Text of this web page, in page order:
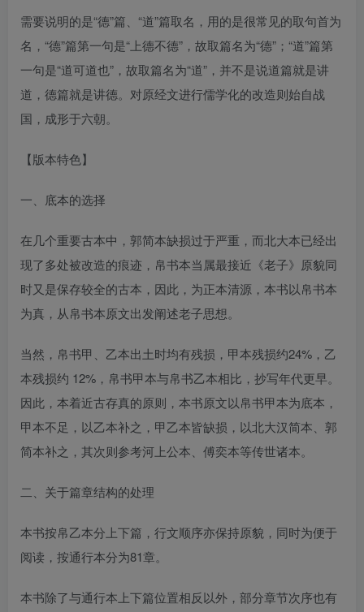
需要说明的是“德”篇、“道”篇取名，用的是很常见的取句首为
名，“德”篇第一句是“上德不德”，故取篇名为“德”；“道”篇第
一句是“道可道也”，故取篇名为“道”，并不是说道篇就是讲
道，德篇就是讲德。对原经文进行儒学化的改造则始自战
国，成形于六朝。
【版本特色】
一、底本的选择
在几个重要古本中，郭简本缺损过于严重，而北大本已经出
现了多处被改造的痕迹，帛书本当属最接近《老子》原貌同
时又是保存较全的古本，因此，为正本清源，本书以帛书本
为真，从帛书本原文出发阐述老子思想。
当然，帛书甲、乙本出土时均有残损，甲本残损约24%，乙
本残损约 12%，帛书甲本与帛书乙本相比，抄写年代更早。
因此，本着近古存真的原则，本书原文以帛书甲本为底本，
甲本不足，以乙本补之，甲乙本皆缺损，以北大汉简本、郭
简本补之，其次则参考河上公本、傅奕本等传世诸本。
二、关于篇章结构的处理
本书按帛乙本分上下篇，行文顺序亦保持原貌，同时为便于
阅读，按通行本分为81章。
本书除了与通行本上下篇位置相反以外，部分章节次序也有